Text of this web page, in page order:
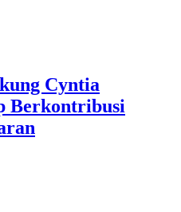
Cyntia
Berkontribusi